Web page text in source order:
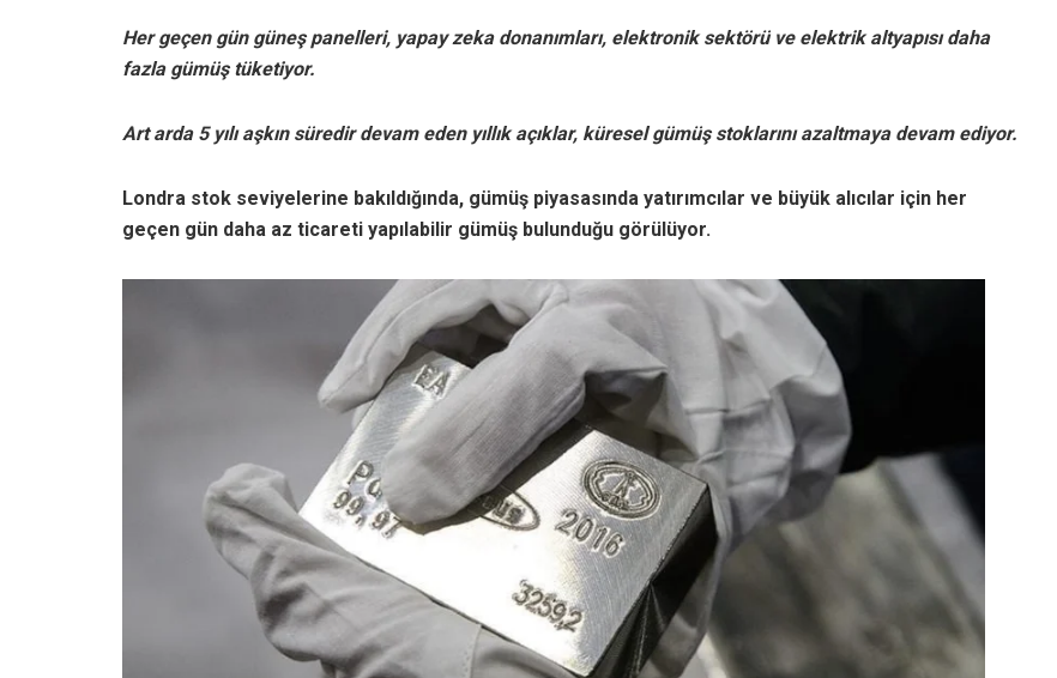
Her geçen gün güneş panelleri, yapay zeka donanımları, elektronik sektörü ve elektrik altyapısı daha
fazla gümüş tüketiyor.
Art arda 5 yılı aşkın süredir devam eden yıllık açıklar, küresel gümüş stoklarını azaltmaya devam ediyor.
Londra stok seviyelerine bakıldığında, gümüş piyasasında yatırımcılar ve büyük alıcılar için her
geçen gün daha az ticareti yapılabilir gümüş bulunduğu görülüyor.